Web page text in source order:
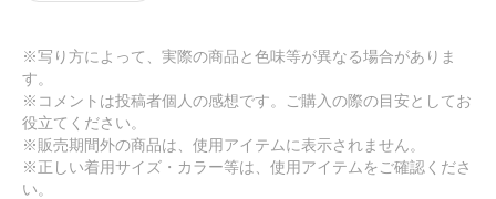
※写り方によって、実際の商品と色味等が異なる場合がありま
す。
※コメントは投稿者個人の感想です。ご購入の際の目安としてお
役立てください。
※販売期間外の商品は、使用アイテムに表示されません。
※正しい着用サイズ・カラー等は、使用アイテムをご確認くださ
い。